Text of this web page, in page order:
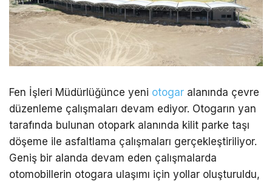
Fen İşleri Müdürlüğünce yeni otogar alanında çevre
düzenleme çalışmaları devam ediyor. Otogarın yan
tarafında bulunan otopark alanında kilit parke taşı
döşeme ile asfaltlama çalışmaları gerçekleştiriliyor.
Geniş bir alanda devam eden çalışmalarda
otomobillerin otogara ulaşımı için yollar oluşturuldu,